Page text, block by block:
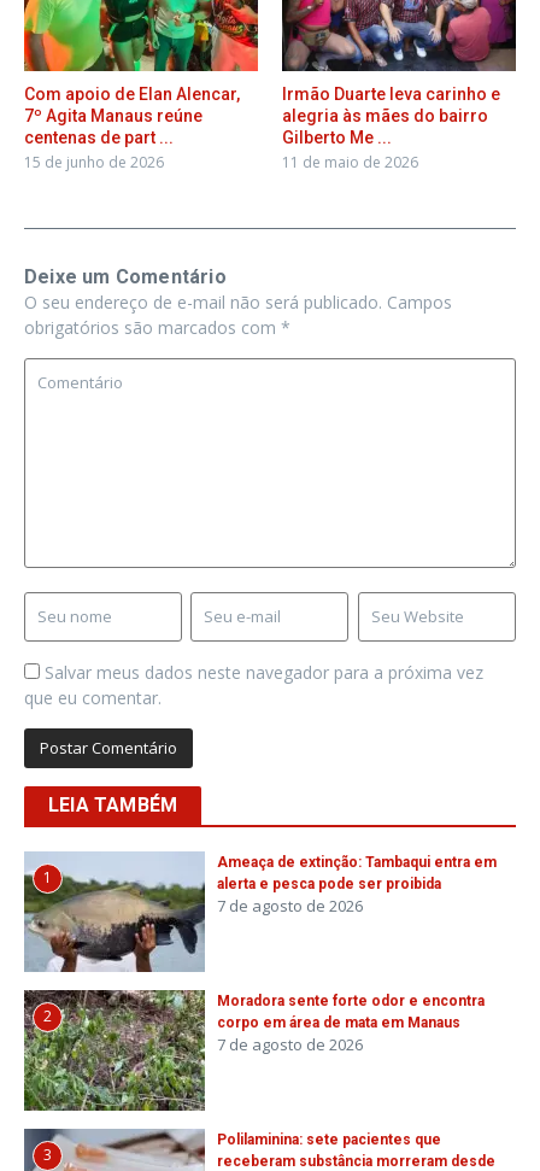
Com apoio de Elan Alencar,
7º Agita Manaus reúne
centenas de part ...
15 de junho de 2026
Irmão Duarte leva carinho e
alegria às mães do bairro
Gilberto Me ...
11 de maio de 2026
Deixe um Comentário
O seu endereço de e-mail não será publicado. Campos
obrigatórios são marcados com *
Salvar meus dados neste navegador para a próxima vez
que eu comentar.
LEIA TAMBÉM
1
Ameaça de extinção: Tambaqui entra em
alerta e pesca pode ser proibida
7 de agosto de 2026
2
Moradora sente forte odor e encontra
corpo em área de mata em Manaus
7 de agosto de 2026
3
Polilaminina: sete pacientes que
receberam substância morreram desde